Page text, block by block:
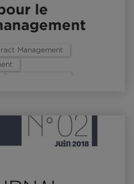
le
Management